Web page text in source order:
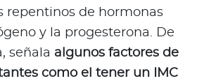
repentinos de hormonas
y la progesterona. De
señala algunos factores de
como el tener un IMC